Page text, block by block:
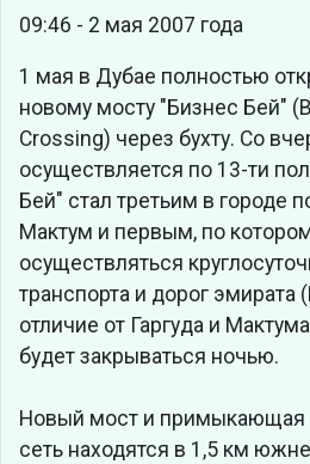
09:46 - 2 мая 2007 года
1 мая в Дубае полностью
новому мосту "Бизнес Бей"
Crossing) через бухту. Со
осуществляется по 13-ти
Бей" стал третьим в городе
Мактум и первым, по
осуществляться
транспорта и дорог эмирата
отличие от Гаргуда и
будет закрываться ночью.
Новый мост и примыкающая
сеть находятся в 1,5 км